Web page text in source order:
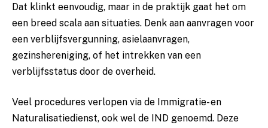
Dat klinkt eenvoudig, maar in de praktijk gaat het om
een breed scala aan situaties. Denk aan aanvragen voor
een verblijfsvergunning, asielaanvragen,
gezinshereniging, of het intrekken van een
verblijfsstatus door de overheid.
Veel procedures verlopen via de Immigratie- en
Naturalisatiedienst, ook wel de IND genoemd. Deze